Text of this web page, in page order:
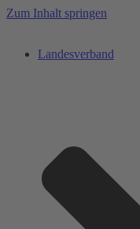
Zum Inhalt springen
Landesverband